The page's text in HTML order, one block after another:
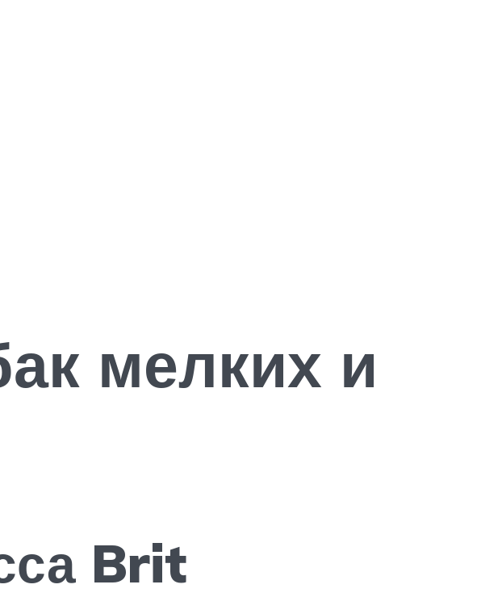
мелких и
Brit